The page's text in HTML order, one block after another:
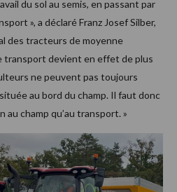
du sol au semis, en passant par
», a déclaré Franz Josef Silber,
des tracteurs de moyenne
transport devient en effet de plus
ne peuvent pas toujours
au bord du champ. Il faut donc
champ qu’au transport. »